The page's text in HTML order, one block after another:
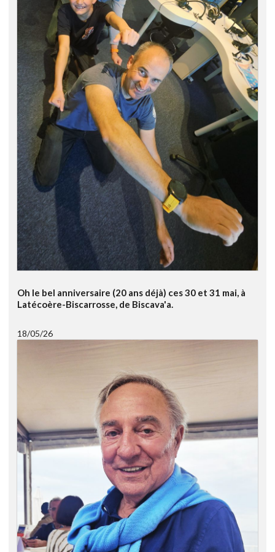
Oh le bel anniversaire (20 ans déjà) ces 30 et 31 mai, à
Latécoère-Biscarrosse, de Biscava'a.
18/05/26